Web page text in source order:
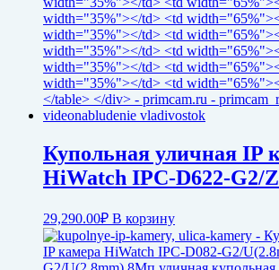
Купольная уличная IP
HiWatch IPC-D622-G2/
29,290.00₽ В корзину